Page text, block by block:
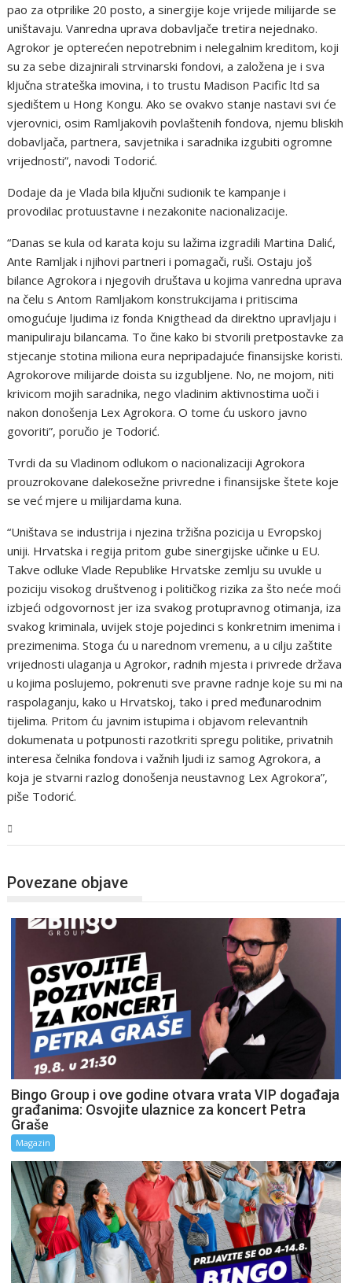
pao za otprilike 20 posto, a sinergije koje vrijede milijarde se
uništavaju. Vanredna uprava dobavljače tretira nejednako.
Agrokor je opterećen nepotrebnim i nelegalnim kreditom, koji
su za sebe dizajnirali strvinarski fondovi, a založena je i sva
ključna strateška imovina, i to trustu Madison Pacific ltd sa
sjedištem u Hong Kongu. Ako se ovakvo stanje nastavi svi će
vjerovnici, osim Ramljakovih povlaštenih fondova, njemu bliskih
dobavljača, partnera, savjetnika i saradnika izgubiti ogromne
vrijednosti”, navodi Todorić.
Dodaje da je Vlada bila ključni sudionik te kampanje i
provodilac protuustavne i nezakonite nacionalizacije.
“Danas se kula od karata koju su lažima izgradili Martina Dalić,
Ante Ramljak i njihovi partneri i pomagači, ruši. Ostaju još
bilance Agrokora i njegovih društava u kojima vanredna uprava
na čelu s Antom Ramljakom konstrukcijama i pritiscima
omogućuje ljudima iz fonda Knigthead da direktno upravljaju i
manipuliraju bilancama. To čine kako bi stvorili pretpostavke za
stjecanje stotina miliona eura nepripadajuće finansijske koristi.
Agrokorove milijarde doista su izgubljene. No, ne mojom, niti
krivicom mojih saradnika, nego vladinim aktivnostima uoči i
nakon donošenja Lex Agrokora. O tome ću uskoro javno
govoriti”, poručio je Todorić.
Tvrdi da su Vladinom odlukom o nacionalizaciji Agrokora
prouzrokovane dalekosežne privredne i finansijske štete koje
se već mjere u milijardama kuna.
“Uništava se industrija i njezina tržišna pozicija u Evropskoj
uniji. Hrvatska i regija pritom gube sinergijske učinke u EU.
Takve odluke Vlade Republike Hrvatske zemlju su uvukle u
poziciju visokog društvenog i političkog rizika za što neće moći
izbjeći odgovornost jer iza svakog protupravnog otimanja, iza
svakog kriminala, uvijek stoje pojedinci s konkretnim imenima i
prezimenima. Stoga ću u narednom vremenu, a u cilju zaštite
vrijednosti ulaganja u Agrokor, radnih mjesta i privrede država
u kojima poslujemo, pokrenuti sve pravne radnje koje su mi na
raspolaganju, kako u Hrvatskoj, tako i pred međunarodnim
tijelima. Pritom ću javnim istupima i objavom relevantnih
dokumenata u potpunosti razotkriti spregu politike, privatnih
interesa čelnika fondova i važnih ljudi iz samog Agrokora, a
koja je stvarni razlog donošenja neustavnog Lex Agrokora”,
piše Todorić.
Povezane objave
Bingo Group i ove godine otvara vrata VIP događaja
građanima: Osvojite ulaznice za koncert Petra
Graše
Magazin